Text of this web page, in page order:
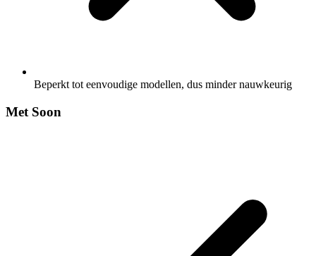
Beperkt tot eenvoudige modellen, dus minder nauwkeurig
Met Soon